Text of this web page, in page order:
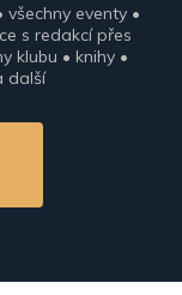
eventy •
s redakcí přes
klubu • knihy •
další